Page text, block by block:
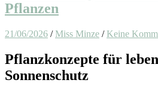
Pflanzen
21/06/2026 /Miss Minze /Keine
Pflanzkonzepte für
Sonnenschutz